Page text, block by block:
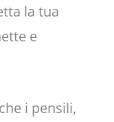
la tua
e
i pensili,